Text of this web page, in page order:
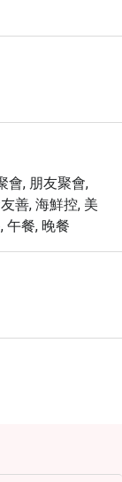
為放鬆身心的
的優惠，盡
的美味佳餚與
會, 朋友聚會,
善, 海鮮控, 美
午餐, 晚餐